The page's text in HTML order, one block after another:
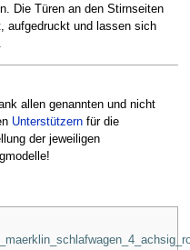
Die Türen an den Stirnseiten
aufgedruckt und lassen sich
allen genannten und nicht
Unterstützernfür die
der jeweiligen